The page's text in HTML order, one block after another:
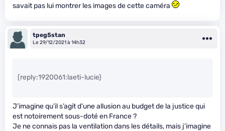
savait pas lui montrer les images de cette caméra
tpeg5stan
Le 29/12/2021 à 14h32
(reply:1920061:laeti-lucie)
J’imagine qu’il s’agit d’une allusion au budget de la justice qui
est notoirement sous-doté en France ?
Je ne connais pas la ventilation dans les détails, mais j’imagine